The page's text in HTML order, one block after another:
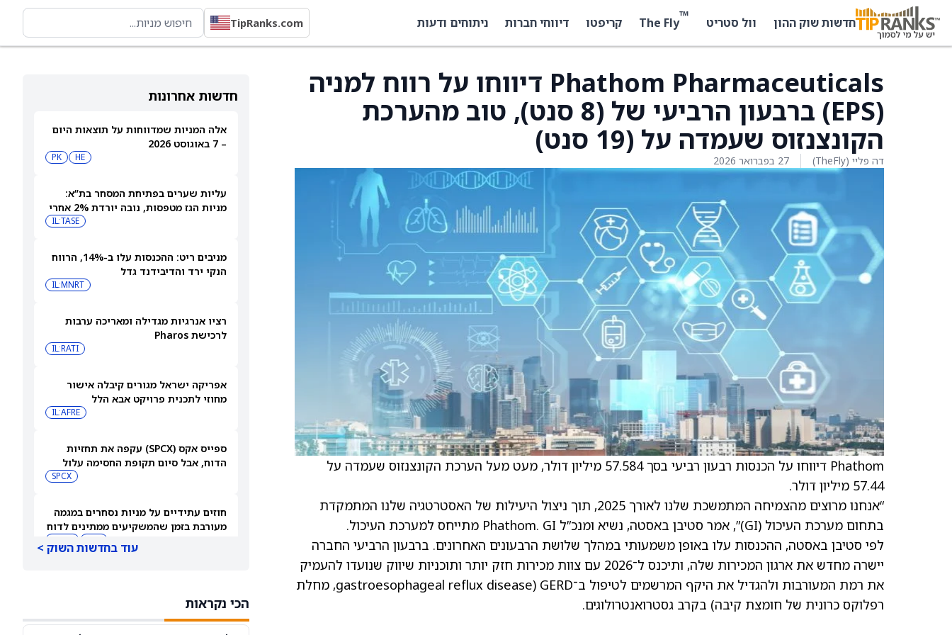
חדשות שוק ההון וול סטריט ™
The Fly קריפטו דיווחי חברות ניתוחים ודעות TipRanks.com
חדשות אחרונות
אלה המניות שמדווחות על תוצאות היום
– 7 באוגוסט 2026
HE
PK
עליות שערים בפתיחת המסחר בת”א:
מניות הגז מטפסות, נובה יורדת 2% אחרי
IL:TASE
מניבים ריט: ההכנסות עלו ב-14%, הרווח
הנקי ירד והדיבידנד גדל
IL:MNRT
רציו אנרגיות מגדילה ומאריכה ערבות
לרכישת Pharos
IL:RATI
אפריקה ישראל מגורים קיבלה אישור
מחוזי לתכנית פרויקט אבא הלל
IL:AFRE
ספייס אקס (SPCX) עקפה את תחזיות
הדוח, אבל סיום תקופת החסימה עלול
SPCX
חוזים עתידיים על מניות נסחרים במגמה
מעורבת בזמן שהמשקיעים ממתינים לדוח
עוד בחדשות השוק >
הכי נקראות
Phathom Pharmaceuticals דיווחו על רווח למניה
(EPS) ברבעון הרביעי של (8 סנט), טוב מהערכת
הקונצנזוס שעמדה על (19 סנט)
דה פליי (TheFly) 27 בפברואר 2026
Phathom דיווחו על הכנסות רבעון רביעי בסך 57.584 מיליון דולר, מעט מעל הערכת הקונצנזוס שעמדה על
57.44 מיליון דולר.
“אנחנו מרוצים מהצמיחה המתמשכת שלנו לאורך 2025, תוך ניצול היעילות של האסטרטגיה שלנו המתמקדת
בתחום מערכת העיכול (GI)”, אמר סטיבן באסטה, נשיא ומנכ”ל Phathom. GI מתייחס למערכת העיכול.
לפי סטיבן באסטה, ההכנסות עלו באופן משמעותי במהלך שלושת הרבעונים האחרונים. ברבעון הרביעי החברה
יישרה מחדש את ארגון המכירות שלה, ותיכנס ל־2026 עם צוות מכירות חזק יותר ותוכניות שיווק שנועדו להעמיק
את רמת המעורבות ולהגדיל את היקף המרשמים לטיפול ב־GERD (gastroesophageal reflux disease, מחלת
רפלוקס כרונית של חומצת קיבה) בקרב גסטרואנטרולוגים.